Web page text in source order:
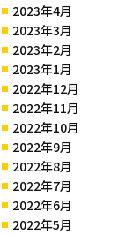
2023年4月
2023年3月
2023年2月
2023年1月
2022年12月
2022年11月
2022年10月
2022年9月
2022年8月
2022年7月
2022年6月
2022年5月